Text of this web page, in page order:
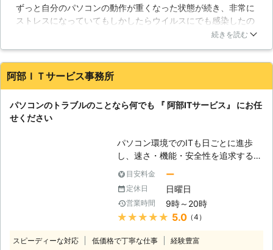
即日・翌日も対応！緊急トラブル大歓
迎です、お任せください。 【愛され
てここまでこれました】 近年パソコ
手伝ってか、おかげさまでサポート実
ことが出来たと考えております。ま
た、当社はデータ復旧についても高い
技術力を持つスタッフが在籍しており
ますので、パソコントラブルに広範に
対応可能です。確かな技術力と対応力
でで期待にお応えいたします。
ずっと自分のパソコンの動作が重くなった状態が続き、非常に
ストレスになっていてもしかしたらウイルスにでも感染したの
では？と思い、思いきって修理に出してみました。非常に丁寧
足しています。また何かトラブルがあった時はお願いします
ね。ありがとうございました。
静岡県 沼津市 2016年11月30日
続きを読む
阿部ＩＴサービス事務所
パソコンのトラブルのことなら何でも 『 阿部ITサービス』 にお任
せください
パソコン環境でのITも日ごとに進歩
し、速さ・機能・安全性を追求する企
業間競争がますます熾烈になってきて
います。 一方、一般パソコンユーザ
ーはどうでしょうか？「会社や家庭の
パソコンの動きがおかしいけど、どこ
が悪いのか分からない・・・」「資料
作成しているけどもっと簡単な作成方
目安料金 ー
定休日 日曜日
営業時間 9時～20時
★★★★★ 5.0（4）
スピーディーな対応 低価格で丁寧な仕事 経験豊富